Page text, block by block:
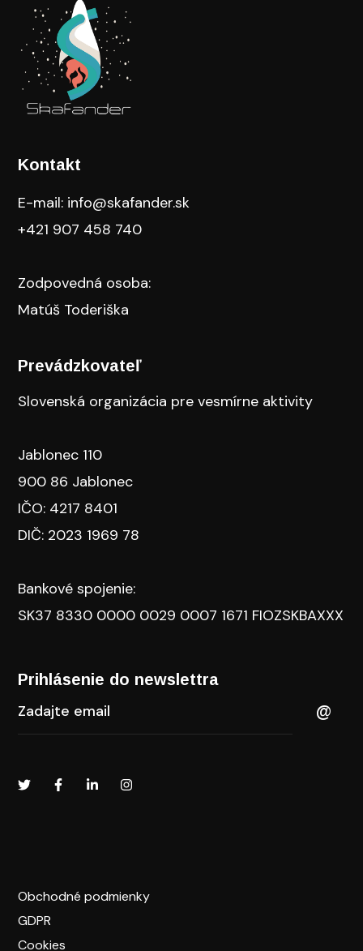
Kontakt
E-mail: info@skafander.sk
+421 907 458 740
Zodpovedná osoba:
Matúš Toderiška
Prevádzkovateľ
Slovenská organizácia pre vesmírne aktivity
Jablonec 110
900 86 Jablonec
IČO: 4217 8401
DIČ: 2023 1969 78
Bankové spojenie:
SK37 8330 0000 0029 0007 1671 FIOZSKBAXXX
Prihlásenie do newslettra​
Obchodné podmienky
GDPR
Cookies